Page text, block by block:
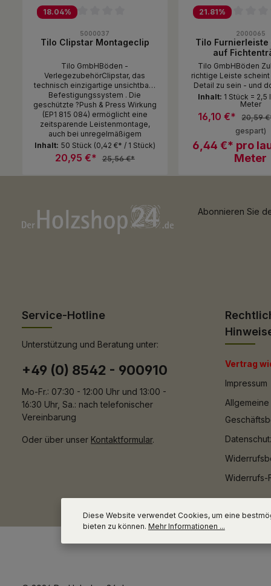
18.04%
5000037
Tilo Clipstar Montageclip
Tilo GmbHBöden -
VerlegezubehörClipstar, das
technisch einzigartige unsichtbare
Befestigungssystem . Die
geschützte ?Push & Press Wirkung
(EP1 815 084) ermöglicht eine
zeitsparende Leistenmontage,
auch bei unregelmäßigem
Mauerwerk und im
Renovierungsbau. Kabel mit bis zu
7 mm 0 können im Kabelkanal der
ausreichend für ca. 25 lfm.
Sockelleisten
Inhalt: 50 Stück (0,42 €* / 1 Stück)
20,95 €* 25,56 €*
21.81%
2000065
Tilo Furnierleiste
auf
Tilo GmbHBöden
richtige Leiste
Detail zu sein - und
großen Einfluss auf
Ihrer Räume. Mit den
Leisten von tilo wird
bis in jeden Winkel
den Raum ab und
schönes,
halten den Boden
die Fleckenbildung
6,44 €* pro
Meter
16,10 €* 20,59
gespart)
Inhalt: 1 Stück =
Meter
Abonnieren Sie
Service-Hotline
Unterstützung und Beratung unter:
+49 (0) 8542 - 900910
Mo-Fr.: 07:30 - 12:00 Uhr und 13:00 -
16:30 Uhr, Sa.: nach telefonischer
Vereinbarung
Oder über unser Kontaktformular.
Vertrag
Impressum
Allgemeine
Widerrufs-
Diese Website verwendet Cookies, um eine
bieten zu können. Mehr Informationen ...